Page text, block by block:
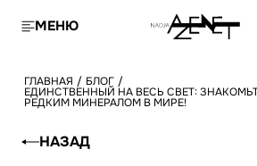
МЕНЮ
ГЛАВНАЯ / БЛОГ /
ЕДИНСТВЕННЫЙ НА ВЕСЬ СВЕТ:
РЕДКИМ МИНЕРАЛОМ В МИРЕ!
НАЗАД